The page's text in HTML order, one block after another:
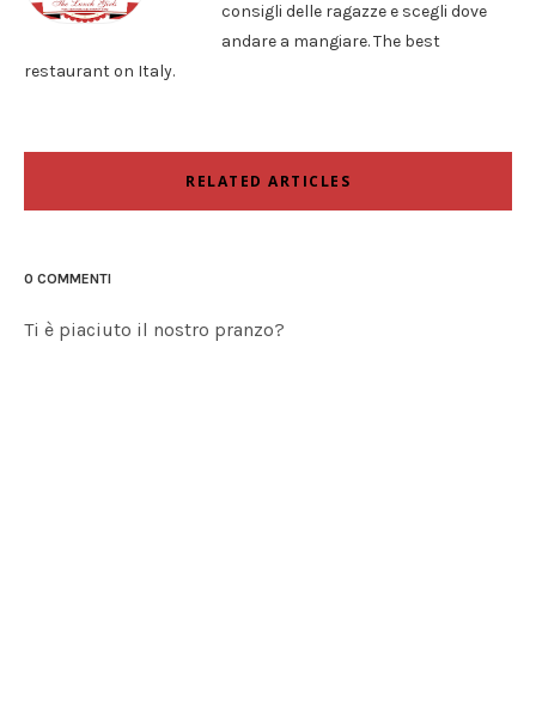
consigli delle ragazze e scegli dove
andare a mangiare. The best
restaurant on Italy.
RELATED ARTICLES
0 COMMENTI
Ti è piaciuto il nostro pranzo?